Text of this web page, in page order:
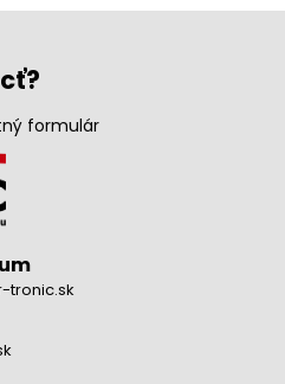
formulár
tronic.sk